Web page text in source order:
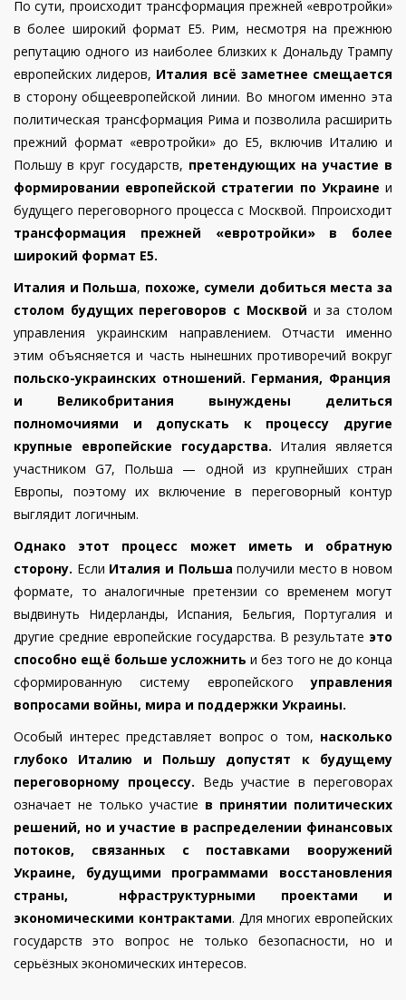
По сути, происходит трансформация прежней «евротройки»
в более широкий формат Е5. Рим, несмотря на прежнюю
репутацию одного из наиболее близких к Дональду Трампу
европейских лидеров, Италия всё заметнее смещается
в сторону общеевропейской линии. Во многом именно эта
политическая трансформация Рима и позволила расширить
прежний формат «евротройки» до Е5, включив Италию и
Польшу в круг государств, претендующих на участие в
формировании европейской стратегии по Украине и
будущего переговорного процесса с Москвой. Ппроисходит
трансформация прежней «евротройки» в более
широкий формат Е5.
Италия и Польша, похоже, сумели добиться места за
столом будущих переговоров с Москвой и за столом
управления украинским направлением. Отчасти именно
этим объясняется и часть нынешних противоречий вокруг
польско-украинских отношений. Германия, Франция
и Великобритания вынуждены делиться
полномочиями и допускать к процессу другие
крупные европейские государства. Италия является
участником G7, Польша — одной из крупнейших стран
Европы, поэтому их включение в переговорный контур
выглядит логичным.
Однако этот процесс может иметь и обратную
сторону. Если Италия и Польша получили место в новом
формате, то аналогичные претензии со временем могут
выдвинуть Нидерланды, Испания, Бельгия, Португалия и
другие средние европейские государства. В результате это
способно ещё больше усложнить и без того не до конца
сформированную систему европейскогоуправления
вопросами войны, мира и поддержки Украины.
Особый интерес представляет вопрос о том, насколько
глубоко Италию и Польшу допустят к будущему
переговорному процессу. Ведь участие в переговорах
означает не только участие в принятии политических
решений, но и участие в распределении финансовых
потоков, связанных с поставками вооружений
Украине, будущими программами восстановления
страны, нфраструктурными проектами и
экономическими контрактами. Для многих европейских
государств это вопрос не только безопасности, но и
серьёзных экономических интересов.